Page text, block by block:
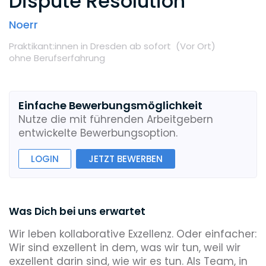
Noerr
Praktikant:innen in Dresden ab sofort (Vor Ort)
ohne Berufserfahrung
Einfache Bewerbungsmöglichkeit
Nutze die mit führenden Arbeitgebern
entwickelte Bewerbungsoption.
LOGIN JETZT BEWERBEN
Was Dich bei uns erwartet
Wir leben kollaborative Exzellenz. Oder einfacher:
Wir sind exzellent in dem, was wir tun, weil wir
exzellent darin sind, wie wir es tun. Als Team, in